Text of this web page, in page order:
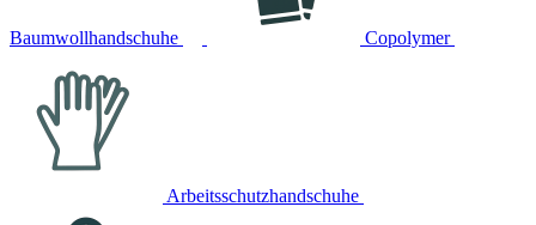
Baumwollhandschuhe Copolymer
Arbeitsschutzhandschuhe